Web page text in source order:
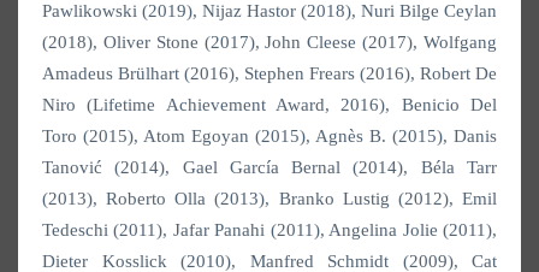
Pawlikowski (2019), Nijaz Hastor (2018), Nuri Bilge Ceylan
(2018), Oliver Stone (2017), John Cleese (2017), Wolfgang
Amadeus Brülhart (2016), Stephen Frears (2016), Robert De
Niro (Lifetime Achievement Award, 2016), Benicio Del
Toro (2015), Atom Egoyan (2015), Agnès B. (2015), Danis
Tanović (2014), Gael García Bernal (2014), Béla Tarr
(2013), Roberto Olla (2013), Branko Lustig (2012), Emil
Tedeschi (2011), Jafar Panahi (2011), Angelina Jolie (2011),
Dieter Kosslick (2010), Manfred Schmidt (2009), Cat